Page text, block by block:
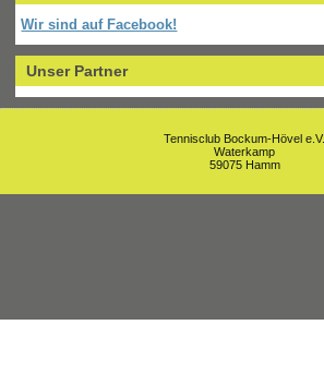
Wir sind auf Facebook!
Unser Partner
Tennisclub Bockum-Hövel e.V.
Waterkamp
59075 Hamm